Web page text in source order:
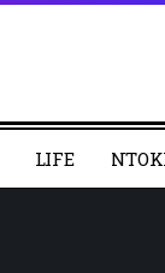
LIFE